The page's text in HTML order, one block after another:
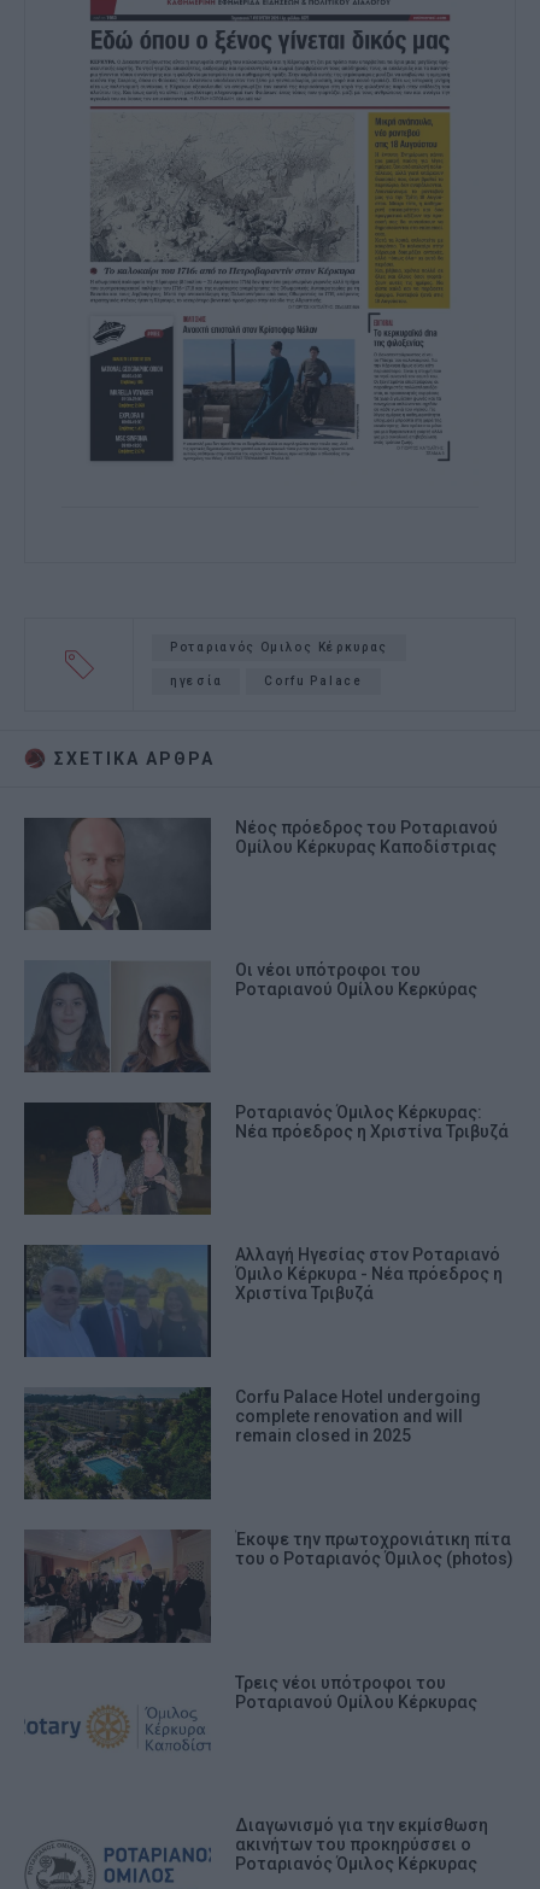
Ροταριανός Ομιλος Κέρκυρας
ηγεσία Corfu Palace
ΣΧΕΤΙΚA AΡΘΡΑ
Νέος πρόεδρος του Ροταριανού
Ομίλου Κέρκυρας Καποδίστριας
Οι νέοι υπότροφοι του
Ροταριανού Ομίλου Κερκύρας
Ροταριανός Όμιλος Κέρκυρας:
Νέα πρόεδρος η Χριστίνα Τριβυζά
Αλλαγή Ηγεσίας στον Ροταριανό
Όμιλο Κέρκυρα - Νέα πρόεδρος η
Χριστίνα Τριβυζά
Corfu Palace Hotel undergoing
complete renovation and will
remain closed in 2025
Έκοψε την πρωτοχρονιάτικη πίτα
του ο Ροταριανός Όμιλος (photos)
Τρεις νέοι υπότροφοι του
Ροταριανού Ομίλου Κέρκυρας
Διαγωνισμό για την εκμίσθωση
ακινήτων του προκηρύσσει ο
Ροταριανός Όμιλος Κέρκυρας